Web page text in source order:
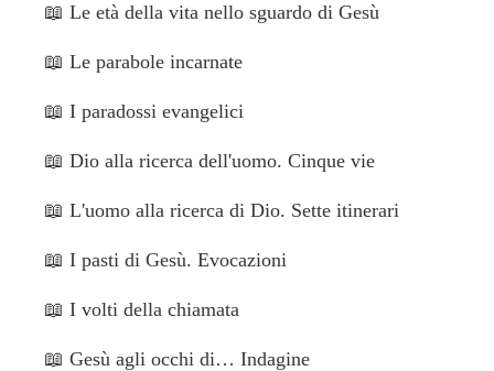
📖 Le età della vita nello sguardo di Gesù
📖 Le parabole incarnate
📖 I paradossi evangelici
📖 Dio alla ricerca dell'uomo. Cinque vie
📖 L'uomo alla ricerca di Dio. Sette itinerari
📖 I pasti di Gesù. Evocazioni
📖 I volti della chiamata
📖 Gesù agli occhi di… Indagine